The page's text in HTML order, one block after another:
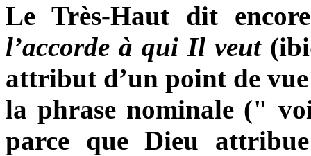
Le Très-Haut dit
l’accorde à qui Il veut
attribut d’un point de
la phrase nominale ("
parce que Dieu